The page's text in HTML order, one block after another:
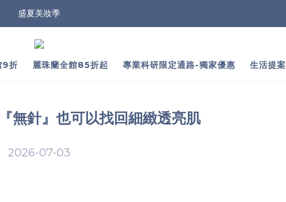
盛夏美妝季
9折 麗珠蘭全館85折起 專業科研限定通路-獨家優惠 生活提案
無針』也可以找回細緻透亮肌
2026-07-03